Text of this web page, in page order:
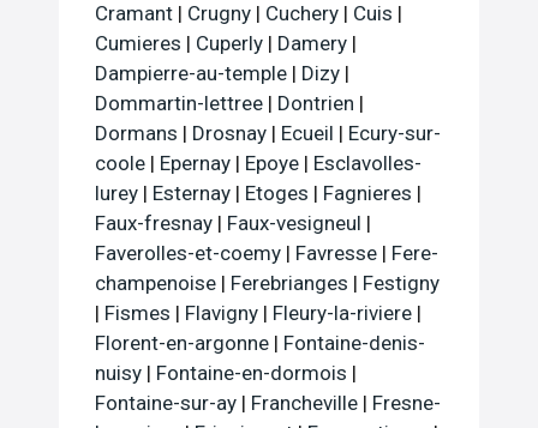
Cramant | Crugny | Cuchery | Cuis |
Cumieres | Cuperly | Damery |
Dampierre-au-temple | Dizy |
Dommartin-lettree | Dontrien |
Dormans | Drosnay | Ecueil | Ecury-sur-
coole | Epernay | Epoye | Esclavolles-
lurey | Esternay | Etoges | Fagnieres |
Faux-fresnay | Faux-vesigneul |
Faverolles-et-coemy | Favresse | Fere-
champenoise | Ferebrianges | Festigny
| Fismes | Flavigny | Fleury-la-riviere |
Florent-en-argonne | Fontaine-denis-
nuisy | Fontaine-en-dormois |
Fontaine-sur-ay | Francheville | Fresne-